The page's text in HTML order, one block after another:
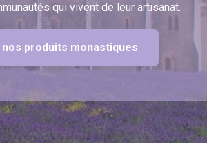
qui vivent de leur artisanat.
produits monastiques